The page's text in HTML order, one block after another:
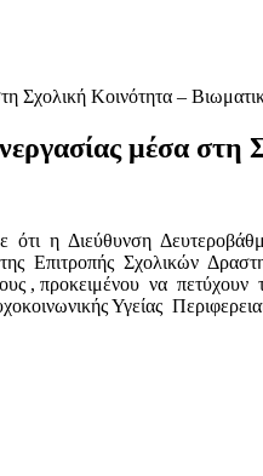
Σχολική Κοινότητα –
μέσα
η Διεύθυνση
Επιτροπής Σχολικών
, προκειμένου να
Υγείας